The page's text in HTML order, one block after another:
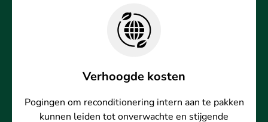
Verhoogde kosten
Pogingen om reconditionering intern aan te pakken
kunnen leiden tot onverwachte en stijgende